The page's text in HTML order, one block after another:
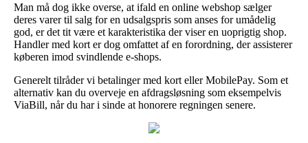
Man må dog ikke overse, at ifald en online webshop sælger
deres varer til salg for en udsalgspris som anses for umådelig
god, er det tit være et karakteristika der viser en uoprigtig shop.
Handler med kort er dog omfattet af en forordning, der assisterer
køberen imod svindlende e-shops.
Generelt tilråder vi betalinger med kort eller MobilePay. Som et
alternativ kan du overveje en afdragsløsning som eksempelvis
ViaBill, når du har i sinde at honorere regningen senere.